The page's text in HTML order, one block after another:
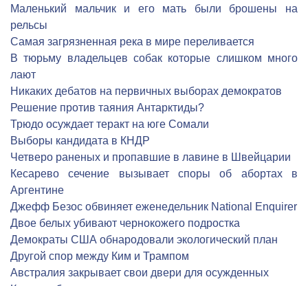
Маленький мальчик и его мать были брошены на
рельсы
Самая загрязненная река в мире переливается
В тюрьму владельцев собак которые слишком много
лают
Никаких дебатов на первичных выборах демократов
Решение против таяния Антарктиды?
Трюдо осуждает теракт на юге Сомали
Выборы кандидата в КНДР
Четверо раненых и пропавшие в лавине в Швейцарии
Кесарево сечение вызывает споры об абортах в
Аргентине
Джефф Безос обвиняет еженедельник National Enquirer
Двое белых убивают чернокожего подростка
Демократы США обнародовали экологический план
Другой спор между Ким и Трампом
Австралия закрывает свои двери для осужденных